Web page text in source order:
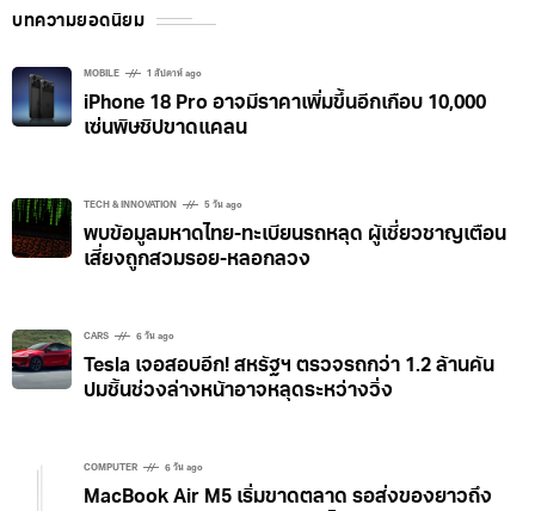
ยินยอมจากครอบครัวของผู้บริจาคอวัยวะแล้ว ถือเป็นส่วน
อันเป็นที่รักอีกครั้ง AI commemoration service ศูนย์
จัดการการบริจาคอวัยวะในฉงชิ่งและกลุ่มนานาชาติ
บทความยอดนิยม
MOBILE 1 สัปดาห์ ago
iPhone 18 Pro อาจมีราคาเพิ่มขึ้นอีกเกือบ 10,000
เซ่นพิษชิปขาดแคลน
TECH & INNOVATION 5 วัน ago
พบข้อมูลมหาดไทย-ทะเบียนรถหลุด ผู้เชี่ยวชาญเตือน
เสี่ยงถูกสวมรอย-หลอกลวง
CARS 6 วัน ago
Tesla เจอสอบอีก! สหรัฐฯ ตรวจรถกว่า 1.2 ล้านคัน
ปมชิ้นช่วงล่างหน้าอาจหลุดระหว่างวิ่ง
COMPUTER 6 วัน ago
MacBook Air M5 เริ่มขาดตลาด รอส่งของยาวถึง